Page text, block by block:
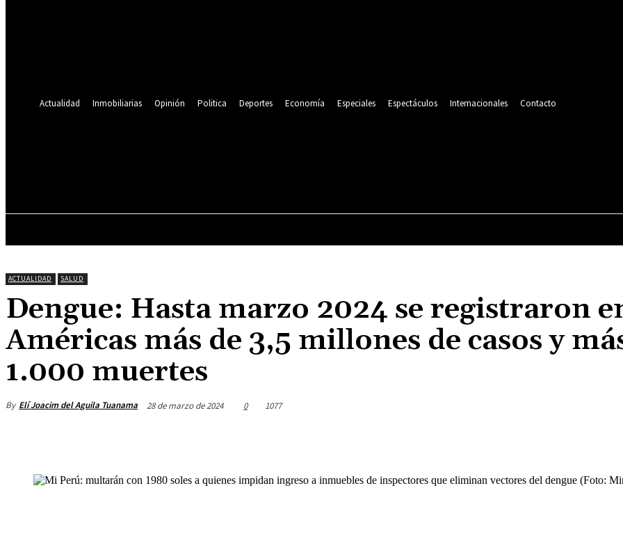
Actualidad
Inmobiliarias Opinión Politica Deportes Economía Especiales Espectáculos Internacionales Contacto
ACTUALIDAD SALUD
Dengue: Hasta marzo 2024 se registraron
Américas más de 3,5 millones de casos y
1.000 muertes
By Elí Joacim del Aguila Tuanama 28 de marzo de 2024 0 1077